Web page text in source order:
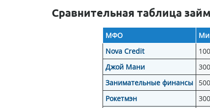
Сравнительная таблица
МФО
Nova Credit
Джой Мани
Занимательные финансы
Рокетмэн